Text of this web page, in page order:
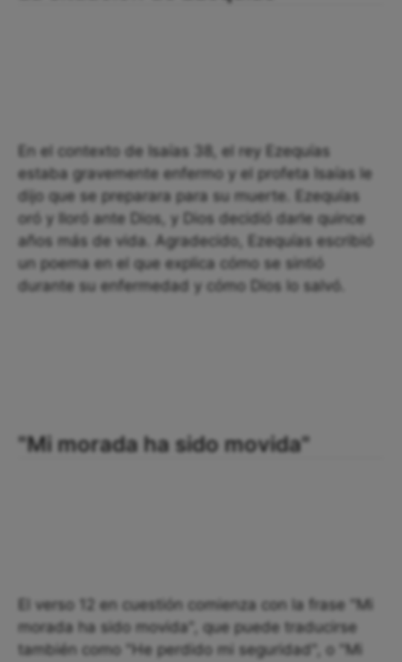
En el contexto de Isaías 38, el rey Ezequías
estaba gravemente enfermo y el profeta Isaías le
dijo que se preparara para su muerte. Ezequías
oró y lloró ante Dios, y Dios decidió darle quince
años más de vida. Agradecido, Ezequías escribió
un poema en el que explica cómo se sintió
durante su enfermedad y cómo Dios lo salvó.
"Mi morada ha sido movida"
El verso 12 en cuestión comienza con la frase "Mi
morada ha sido movida", que puede traducirse
también como "He perdido mi seguridad", o "Mi